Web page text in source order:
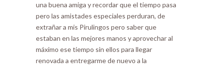
una buena amiga y recordar que el tiempo pasa
pero las amistades especiales perduran, de
extrañar a mis Pirulingos pero saber que
estaban en las mejores manos y aprovechar al
máximo ese tiempo sin ellos para llegar
renovada a entregarme de nuevo a la